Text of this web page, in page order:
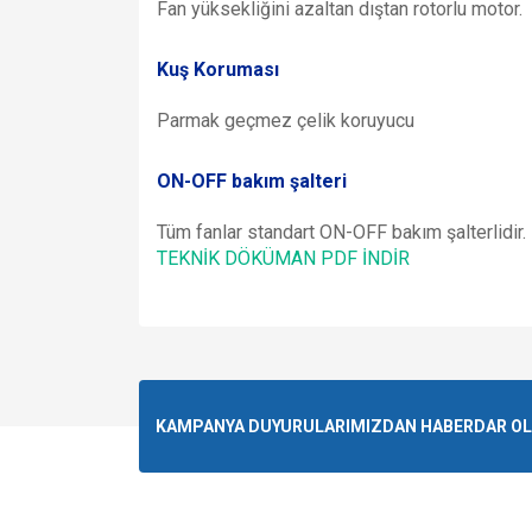
Fan yüksekliğini azaltan dıştan rotorlu motor.
Kuş Koruması
Parmak geçmez çelik koruyucu
ON-OFF bakım şalteri
Tüm fanlar standart ON-OFF bakım şalterlidir.
TEKNİK DÖKÜMAN PDF İNDİR
Ürün resmi kalitesiz, bozuk veya
KAMPANYA DUYURULARIMIZDAN HABERDAR